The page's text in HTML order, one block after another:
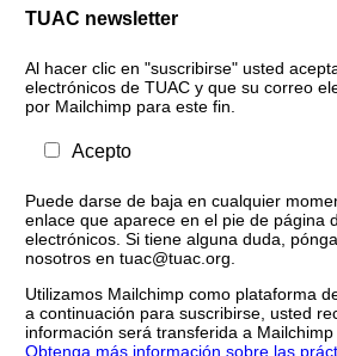
TUAC newsletter
Al hacer clic en "suscribirse" usted
electrónicos de TUAC y que su correo
por Mailchimp para este fin.
Acepto
Puede darse de baja en cualquier
enlace que aparece en el pie de página
electrónicos. Si tiene alguna duda,
nosotros en tuac@tuac.org.
Utilizamos Mailchimp como plataforma
a continuación para suscribirse, usted
información será transferida a
Obtenga más información sobre las